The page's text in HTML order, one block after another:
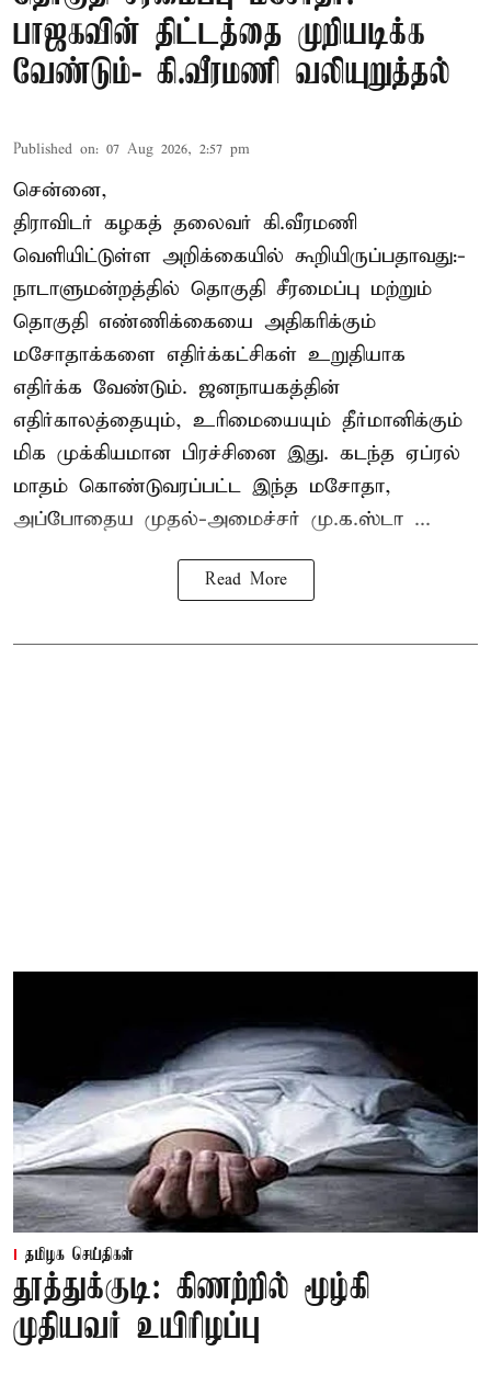
பாஜகவின் திட்டத்தை முறியடிக்க
வேண்டும்- கி.வீரமணி வலியுறுத்தல்
Published on: 07 Aug 2026, 2:57 pm
சென்னை,
திராவிடர் கழகத் தலைவர் கி.வீரமணி
வெளியிட்டுள்ள அறிக்கையில் கூறியிருப்பதாவது:-
நாடாளுமன்றத்தில் தொகுதி சீரமைப்பு மற்றும்
தொகுதி எண்ணிக்கையை அதிகரிக்கும்
மசோதாக்களை எதிர்க்கட்சிகள் உறுதியாக
எதிர்க்க வேண்டும். ஜனநாயகத்தின்
எதிர்காலத்தையும், உரிமையையும் தீர்மானிக்கும்
மிக முக்கியமான பிரச்சினை இது. கடந்த ஏப்ரல்
மாதம் கொண்டுவரப்பட்ட இந்த மசோதா,
அப்போதைய முதல்-அமைச்சர் மு.க.ஸ்டா ...
Read More
தமிழக செய்திகள்
தூத்துக்குடி: கிணற்றில் மூழ்கி
முதியவர் உயிரிழப்பு